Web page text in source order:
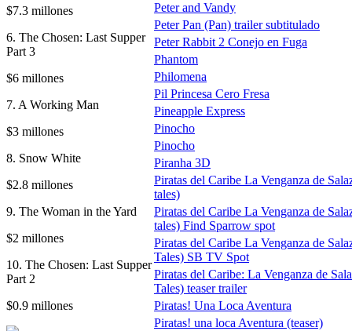
$7.3 millones
6. The Chosen: Last Supper
Part 3
$6 millones
7. A Working Man
$3 millones
8. Snow White
$2.8 millones
9. The Woman in the Yard
$2 millones
10. The Chosen: Last Supper
Part 2
$0.9 millones
Peter and Vandy
Peter Pan (Pan) trailer subtitulado
Peter Rabbit 2 Conejo en Fuga
Phantom
Philomena
Pil Princesa Cero Fresa
Pineapple Express
Pinocho
Pinocho
Piranha 3D
Piratas del Caribe La Venganza de
tales)
Piratas del Caribe La Venganza de
tales) Find Sparrow spot
Piratas del Caribe La Venganza de
Tales) SB TV Spot
Piratas del Caribe: La Venganza de
Tales) teaser trailer
Piratas! Una Loca Aventura
Piratas! una loca Aventura (teaser)